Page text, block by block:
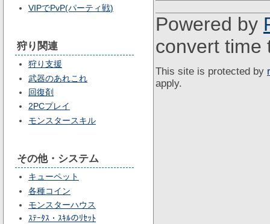
VIPでPvP(パーティ戦)
狩り関連
狩り支援
武器のあれこれ
回復剤
2PCプレイ
モンスタースキル
その他・システム
キューペット
各種コイン
モンスターハウス
ｽﾃｰﾀｽ・ｽｷﾙのﾘｾｯﾄ
Powered by
convert time
This site is protected by
apply.